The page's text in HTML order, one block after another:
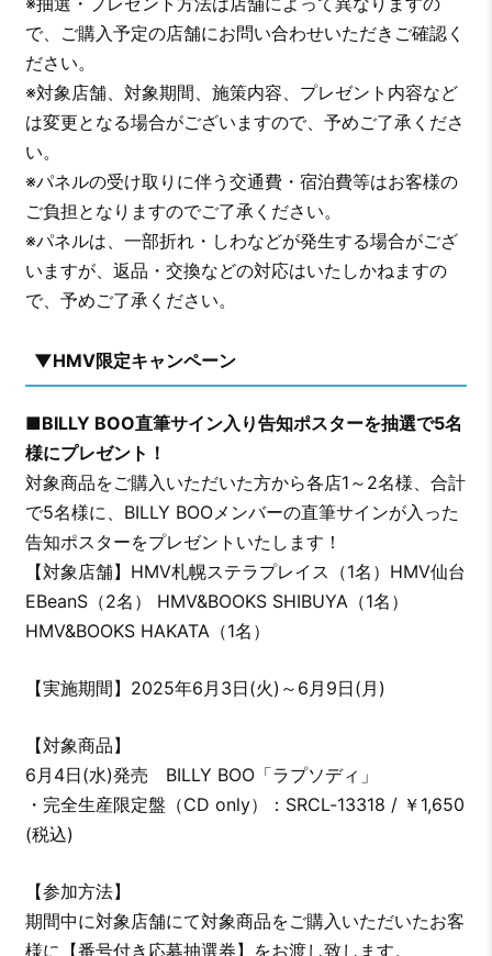
で、ご購入予定の店舗にお問い合わせいただきご確認く
ださい。
※対象店舗、対象期間、施策内容、プレゼント内容など
は変更となる場合がございますので、予めご了承くださ
い。
※パネルの受け取りに伴う交通費・宿泊費等はお客様の
ご負担となりますのでご了承ください。
※パネルは、一部折れ・しわなどが発生する場合がござ
いますが、返品・交換などの対応はいたしかねますの
で、予めご了承ください。
▼HMV限定キャンペーン
■BILLY BOO直筆サイン入り告知ポスターを抽選で5名
様にプレゼント！
対象商品をご購入いただいた方から各店1～2名様、合計
で5名様に、BILLY BOOメンバーの直筆サインが入った
告知ポスターをプレゼントいたします！
【対象店舗】HMV札幌ステラプレイス（1名）HMV仙台
EBeanS（2名） HMV&BOOKS SHIBUYA（1名）
HMV&BOOKS HAKATA（1名）
【実施期間】2025年6月3日(火)～6月9日(月)
【対象商品】
6月4日(水)発売 BILLY BOO「ラプソディ」
・完全生産限定盤（CD only）：SRCL-13318 / ￥1,650
(税込)
【参加方法】
期間中に対象店舗にて対象商品をご購入いただいたお客
様に【番号付き応募抽選券】をお渡し致します。